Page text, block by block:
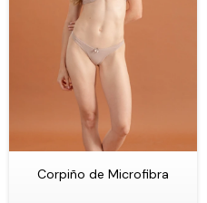
Corpiño de Microfibra